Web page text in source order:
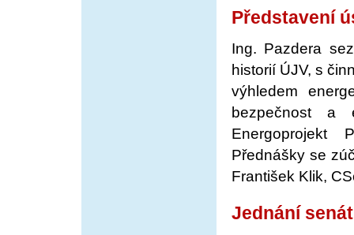
Představení
Ing. Pazdera
historií ÚJV, s
výhledem
bezpečnost a
Energoprojekt
Přednášky se
František Klik,
Jednání